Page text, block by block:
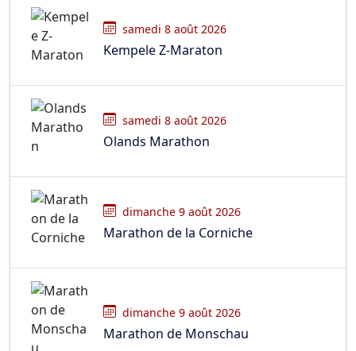
samedi 8 août 2026
Kempele Z-Maraton
samedi 8 août 2026
Olands Marathon
dimanche 9 août 2026
Marathon de la Corniche
dimanche 9 août 2026
Marathon de Monschau